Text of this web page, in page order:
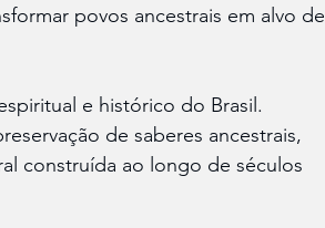
povos ancestrais em alvo de
e histórico do Brasil.
de saberes ancestrais,
construída ao longo de séculos